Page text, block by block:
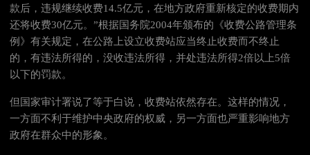
款后，违规继续收费14.5亿元，在地方政府重新核定的收费期内
还将收费30亿元。”根据国务院2004年颁布的《收费公路管理条
例》有关规定，在公路上设立收费站应当终止收费而不终止
的，有违法所得的，没收违法所得，并处违法所得2倍以上5倍
以下的罚款。
但国家审计署说了等于白说，收费站依然存在。这样的情况，
一方面不利于维护中央政府的权威，另一方面也严重影响地方
政府在群众中的形象。